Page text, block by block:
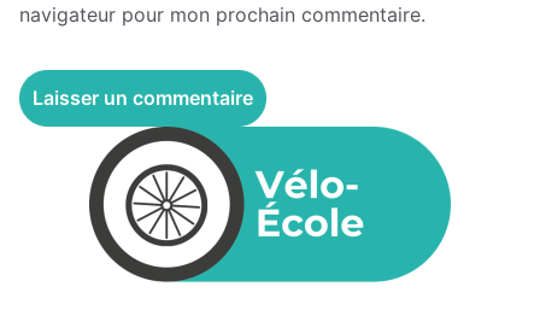
navigateur pour mon prochain commentaire.